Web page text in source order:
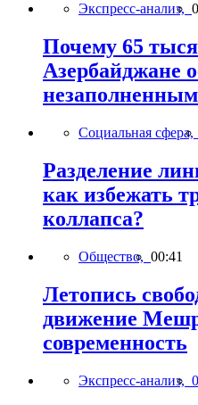
Экспресс-анализ,
Почему 65
Азербайджане
Социальная сфера,
Разделение
как избежать
коллапса?
Общество, 00:41
Летопись
движение
современность
Экспресс-анализ,